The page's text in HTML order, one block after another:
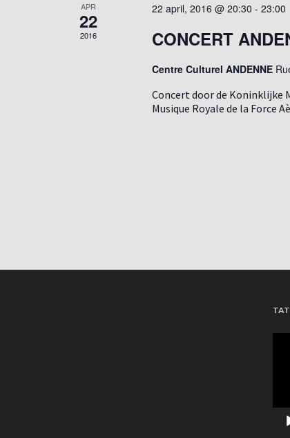
APR
22
2016
22 april, 2016 @ 20:30 - 23:00
CONCERT
Centre Culturel ANDENNE
Concert door de Koninklijke
Musique Royale de la Force